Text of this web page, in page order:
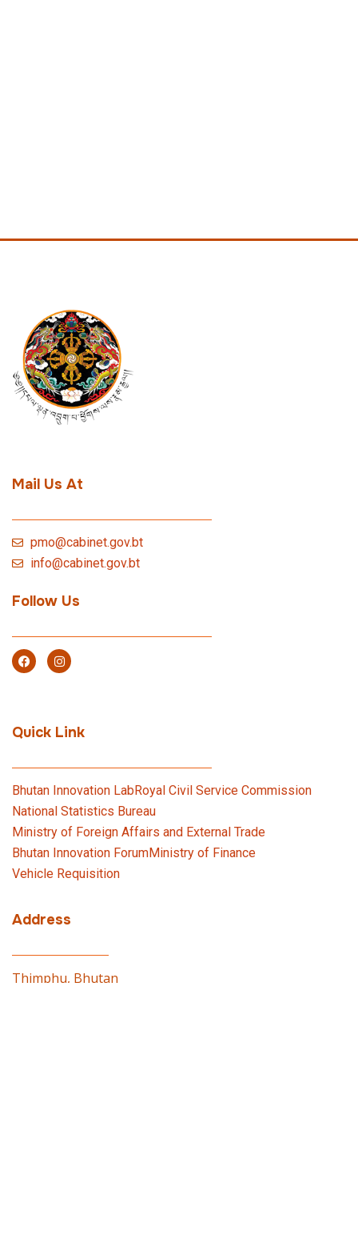
Mail Us At
pmo@cabinet.gov.bt
info@cabinet.gov.bt
Follow Us
Quick Link
Bhutan Innovation LabRoyal Civil Service Commission
National Statistics Bureau
Ministry of Foreign Affairs and External Trade
Bhutan Innovation ForumMinistry of Finance
Vehicle Requisition
Address
Thimphu, Bhutan